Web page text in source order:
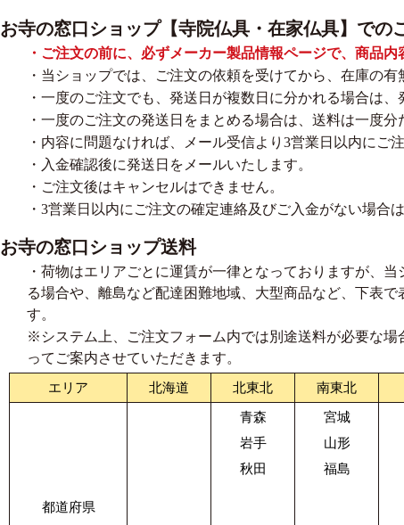
お寺の窓口ショップ【寺院仏具・在家仏具】での
・ご注文の前に、必ずメーカー製品情報ページで、商品内
・当ショップでは、ご注文の依頼を受けてから、在庫の
・一度のご注文でも、発送日が複数日に分かれる場合は、
・一度のご注文の発送日をまとめる場合は、送料は一度
・内容に問題なければ、メール受信より3営業日以内にご
・入金確認後に発送日をメールいたします。
・ご注文後はキャンセルはできません。
・3営業日以内にご注文の確定連絡及びご入金がない場合
お寺の窓口ショップ送料
・荷物はエリアごとに運賃が一律となっておりますが、
る場合や、離島など配達困難地域、大型商品など、下表
す。
※システム上、ご注文フォーム内では別途送料が必要な
ってご案内させていただきます。
エリア 北海道 北東北 南東北
都道府県
青森
岩手
秋田
宮城
山形
福島